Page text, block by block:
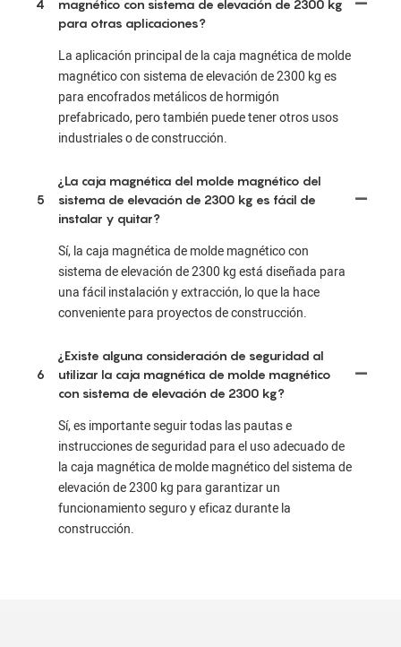
4
magnético con sistema de elevación de 2300 kg
para otras aplicaciones?
La aplicación principal de la caja magnética de molde
magnético con sistema de elevación de 2300 kg es
para encofrados metálicos de hormigón
prefabricado, pero también puede tener otros usos
industriales o de construcción.
5
¿La caja magnética del molde magnético del
sistema de elevación de 2300 kg es fácil de
instalar y quitar?
Sí, la caja magnética de molde magnético con
sistema de elevación de 2300 kg está diseñada para
una fácil instalación y extracción, lo que la hace
conveniente para proyectos de construcción.
6
¿Existe alguna consideración de seguridad al
utilizar la caja magnética de molde magnético
con sistema de elevación de 2300 kg?
Sí, es importante seguir todas las pautas e
instrucciones de seguridad para el uso adecuado de
la caja magnética de molde magnético del sistema de
elevación de 2300 kg para garantizar un
funcionamiento seguro y eficaz durante la
construcción.